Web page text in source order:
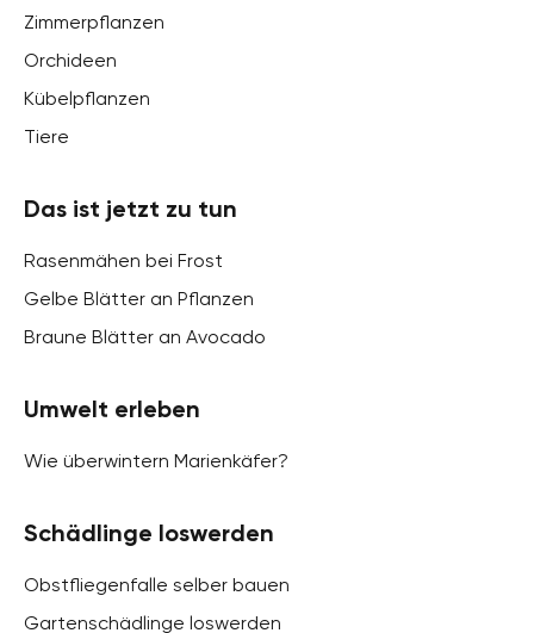
Zimmerpflanzen
Orchideen
Kübelpflanzen
Tiere
Das ist jetzt zu tun
Rasenmähen bei Frost
Gelbe Blätter an Pflanzen
Braune Blätter an Avocado
Umwelt erleben
Wie überwintern Marienkäfer?
Schädlinge loswerden
Obstfliegenfalle selber bauen
Gartenschädlinge loswerden